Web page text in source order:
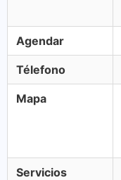
Agendar
Télefono
Mapa
Servicios